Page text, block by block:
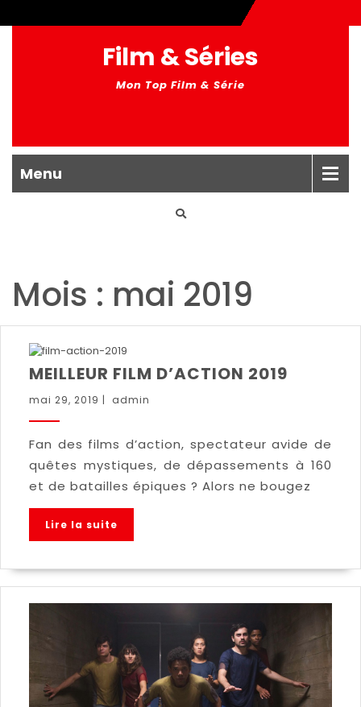
Film & Séries
Mon Top Film & Série
Menu
Mois : mai 2019
MEILLEUR FILM D’ACTION 2019
mai 29, 2019 | admin
Fan des films d’action, spectateur avide de
quêtes mystiques, de dépassements à 160
et de batailles épiques ? Alors ne bougez
Lire la suite